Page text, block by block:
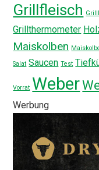
Grillfleisch
Grillthermometer
Maiskolben
Salat Saucen Test
Vorrat Weber
Werbung